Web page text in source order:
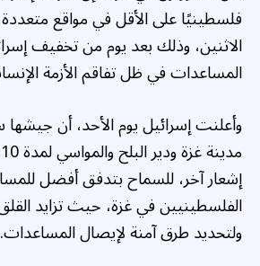
فلسطينيًا على الأقل في مواقع
الاثنين، وذلك بعد يوم من تخفيف
المساعدات في ظل تفاقم الأزمة
وأعلنت إسرائيل يوم الأحد، أن
إشعار آخر، للسماح بتدفق أفضل
الفلسطينيين في غزة، حيث تزايد
ولتحديد طرق آمنة لإيصال المساعدات.